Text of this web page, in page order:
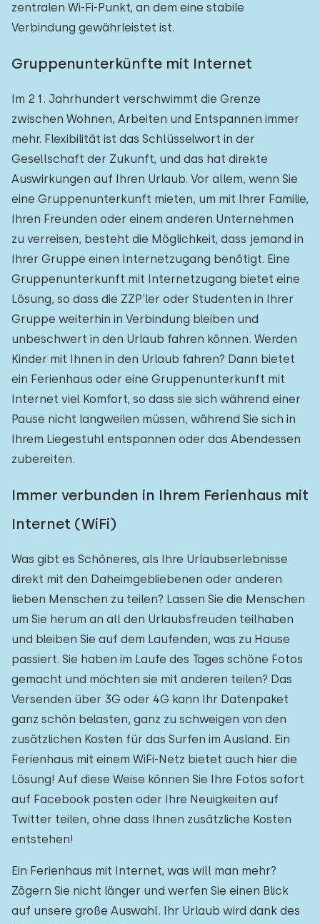
zentralen Wi-Fi-Punkt, an dem eine stabile
Verbindung gewährleistet ist.
Gruppenunterkünfte mit Internet
Im 21. Jahrhundert verschwimmt die Grenze
zwischen Wohnen, Arbeiten und Entspannen immer
mehr. Flexibilität ist das Schlüsselwort in der
Gesellschaft der Zukunft, und das hat direkte
Auswirkungen auf Ihren Urlaub. Vor allem, wenn Sie
eine Gruppenunterkunft mieten, um mit Ihrer Familie,
Ihren Freunden oder einem anderen Unternehmen
zu verreisen, besteht die Möglichkeit, dass jemand in
Ihrer Gruppe einen Internetzugang benötigt. Eine
Gruppenunterkunft mit Internetzugang bietet eine
Lösung, so dass die ZZP'ler oder Studenten in Ihrer
Gruppe weiterhin in Verbindung bleiben und
unbeschwert in den Urlaub fahren können. Werden
Kinder mit Ihnen in den Urlaub fahren? Dann bietet
ein Ferienhaus oder eine Gruppenunterkunft mit
Internet viel Komfort, so dass sie sich während einer
Pause nicht langweilen müssen, während Sie sich in
Ihrem Liegestuhl entspannen oder das Abendessen
zubereiten.
Immer verbunden in Ihrem Ferienhaus mit
Internet (WiFi)
Was gibt es Schöneres, als Ihre Urlaubserlebnisse
direkt mit den Daheimgebliebenen oder anderen
lieben Menschen zu teilen? Lassen Sie die Menschen
um Sie herum an all den Urlaubsfreuden teilhaben
und bleiben Sie auf dem Laufenden, was zu Hause
passiert. Sie haben im Laufe des Tages schöne Fotos
gemacht und möchten sie mit anderen teilen? Das
Versenden über 3G oder 4G kann Ihr Datenpaket
ganz schön belasten, ganz zu schweigen von den
zusätzlichen Kosten für das Surfen im Ausland. Ein
Ferienhaus mit einem WiFi-Netz bietet auch hier die
Lösung! Auf diese Weise können Sie Ihre Fotos sofort
auf Facebook posten oder Ihre Neuigkeiten auf
Twitter teilen, ohne dass Ihnen zusätzliche Kosten
entstehen!
Ein Ferienhaus mit Internet, was will man mehr?
Zögern Sie nicht länger und werfen Sie einen Blick
auf unsere große Auswahl. Ihr Urlaub wird dank des